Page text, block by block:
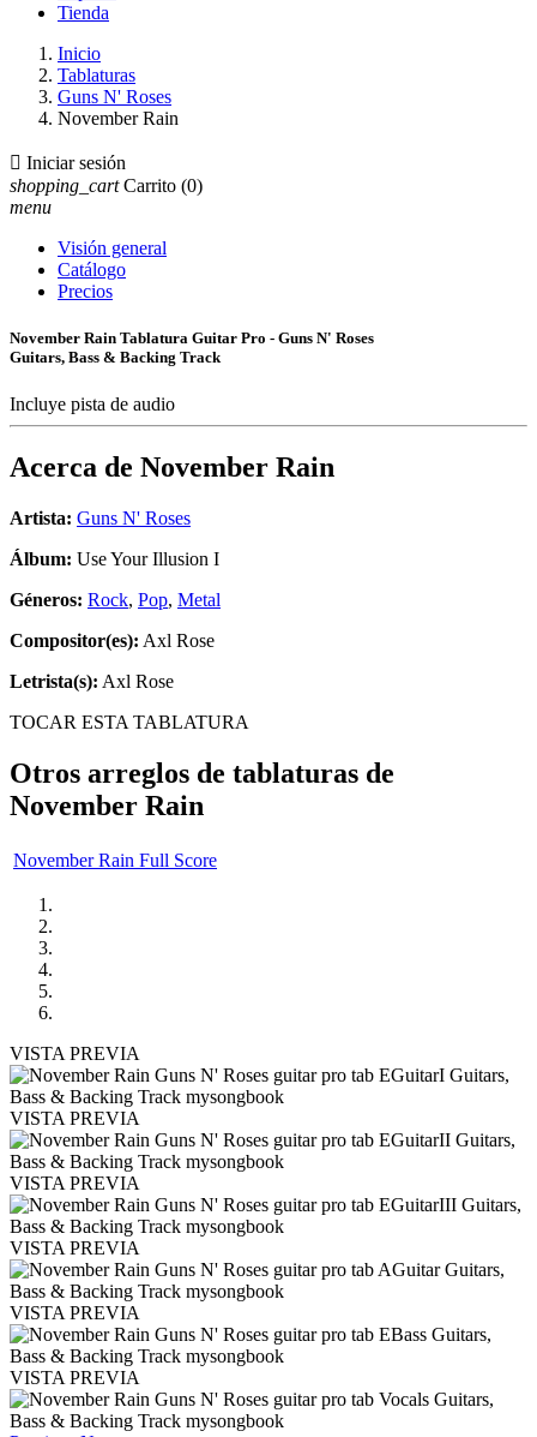
Tienda
Inicio
Tablaturas
Guns N' Roses
November Rain
 Iniciar sesión
shopping_cart Carrito (0)
menu
Visión general
Catálogo
Precios
November Rain Tablatura Guitar Pro - Guns N' Roses
Guitars, Bass & Backing Track
Incluye pista de audio
Acerca de November Rain
Artista: Guns N' Roses
Álbum: Use Your Illusion I
Géneros: Rock, Pop, Metal
Compositor(es): Axl Rose
Letrista(s): Axl Rose
TOCAR ESTA TABLATURA
Otros arreglos de tablaturas de
November Rain
November Rain Full Score
VISTA PREVIA
VISTA PREVIA
VISTA PREVIA
VISTA PREVIA
VISTA PREVIA
VISTA PREVIA